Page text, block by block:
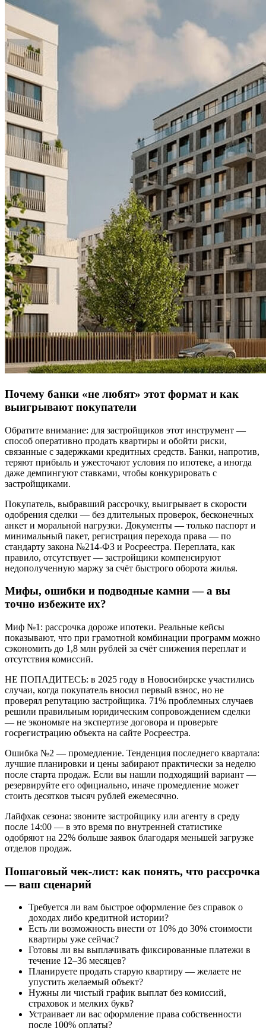
Почему банки «не любят» этот формат и как
выигрывают покупатели
Обратите внимание: для застройщиков этот инструмент —
способ оперативно продать квартиры и обойти риски,
связанные с задержками кредитных средств. Банки, напротив,
теряют прибыль и ужесточают условия по ипотеке, а иногда
даже демпингуют ставками, чтобы конкурировать с
застройщиками.
Покупатель, выбравший рассрочку, выигрывает в скорости
одобрения сделки — без длительных проверок, бесконечных
анкет и моральной нагрузки. Документы — только паспорт и
минимальный пакет, регистрация перехода права — по
стандарту закона №214-ФЗ и Росреестра. Переплата, как
правило, отсутствует — застройщики компенсируют
недополученную маржу за счёт быстрого оборота жилья.
Мифы, ошибки и подводные камни — а вы
точно избежите их?
Миф №1: рассрочка дороже ипотеки. Реальные кейсы
показывают, что при грамотной комбинации программ можно
сэкономить до 1,8 млн рублей за счёт снижения переплат и
отсутствия комиссий.
НЕ ПОПАДИТЕСЬ: в 2025 году в Новосибирске участились
случаи, когда покупатель вносил первый взнос, но не
проверял репутацию застройщика. 71% проблемных случаев
решили правильным юридическим сопровождением сделки
— не экономьте на экспертизе договора и проверьте
госрегистрацию объекта на сайте Росреестра.
Ошибка №2 — промедление. Тенденция последнего квартала:
лучшие планировки и цены забирают практически за неделю
после старта продаж. Если вы нашли подходящий вариант —
резервируйте его официально, иначе промедление может
стоить десятков тысяч рублей ежемесячно.
Лайфхак сезона: звоните застройщику или агенту в среду
после 14:00 — в это время по внутренней статистике
одобряют на 22% больше заявок благодаря меньшей загрузке
отделов продаж.
Пошаговый чек-лист: как понять, что рассрочка
— ваш сценарий
Требуется ли вам быстрое оформление без справок о
доходах либо кредитной истории?
Есть ли возможность внести от 10% до 30% стоимости
квартиры уже сейчас?
Готовы ли вы выплачивать фиксированные платежи в
течение 12–36 месяцев?
Планируете продать старую квартиру — желаете не
упустить желаемый объект?
Нужны ли чистый график выплат без комиссий,
страховок и мелких букв?
Устраивает ли вас оформление права собственности
после 100% оплаты?